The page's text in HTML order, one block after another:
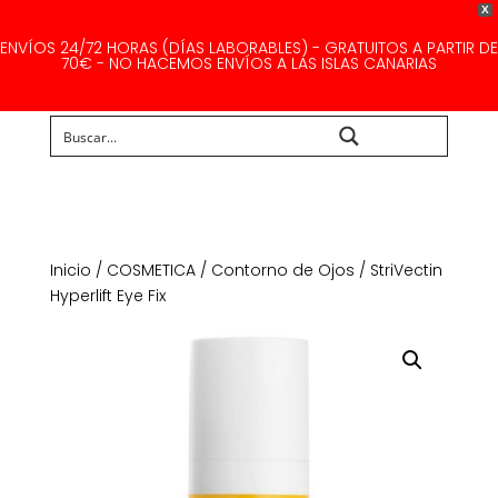
X
ENVÍOS 24/72 HORAS (DÍAS LABORABLES) - GRATUITOS A PARTIR DE
70€ - NO HACEMOS ENVÍOS A LAS ISLAS CANARIAS
Inicio / COSMETICA/ Contorno de Ojos / StriVectin
Hyperlift Eye Fix